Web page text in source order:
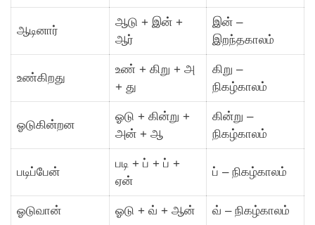
ஆடினார்
ஆடு + இன் +
ஆர்
இன் –
இறந்தகாலம்
உண்கிறது
உண் + கிறு + அ
+ து
கிறு –
நிகழ்காலம்
ஓடுகின்றன
ஓடு + கின்று +
அன் + ஆ
கின்று –
நிகழ்காலம்
படிப்பேன்
படி + ப் + ப் +
ஏன்
ப் – நிகழ்காலம்
ஓடுவான் ஓடு + வ் + ஆன் வ் – நிகழ்காலம்